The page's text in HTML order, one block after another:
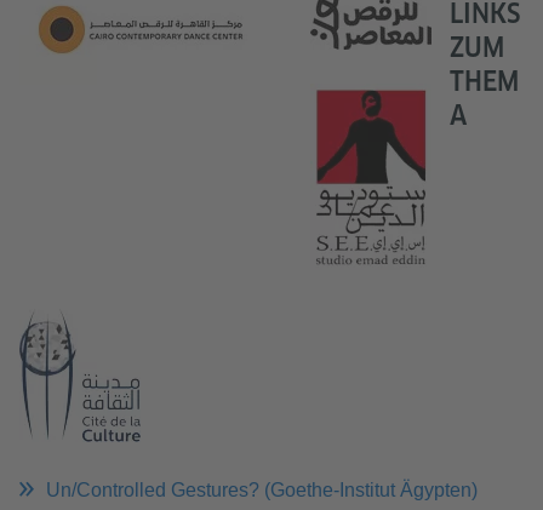
LINKS
ZUM
THEM
A
Un/Controlled Gestures? (Goethe-Institut Ägypten)